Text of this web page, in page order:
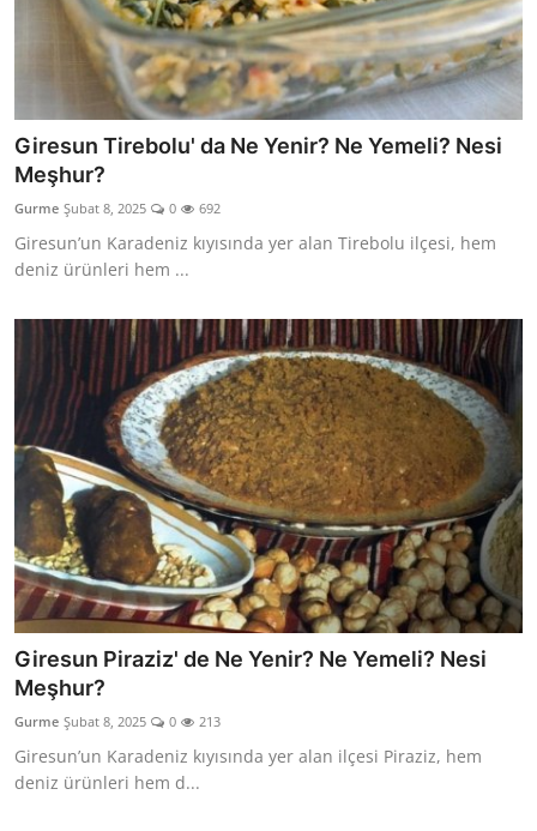
Gıda Güvenliği & Sağlık
İçecek Kültürü & Rehberleri
Popüler Kültür & Mutfak Tarihi
Mutfak Temizliği & Pratik Bilgiler
Anne & Bebek Beslenmesi
Mutfak Sırları & Teknikler
Gıda Sözlüğü & Nedir?
Yemek Tarifleri & Menüler
Giresun Tirebolu' da Ne Yenir? Ne Yemeli? Nesi
Meşhur?
Gurme Şubat 8, 2025 0 692
Giresun’un Karadeniz kıyısında yer alan Tirebolu ilçesi, hem
deniz ürünleri hem ...
Giresun Piraziz' de Ne Yenir? Ne Yemeli? Nesi
Meşhur?
Gurme Şubat 8, 2025 0 213
Giresun’un Karadeniz kıyısında yer alan ilçesi Piraziz, hem
deniz ürünleri hem d...